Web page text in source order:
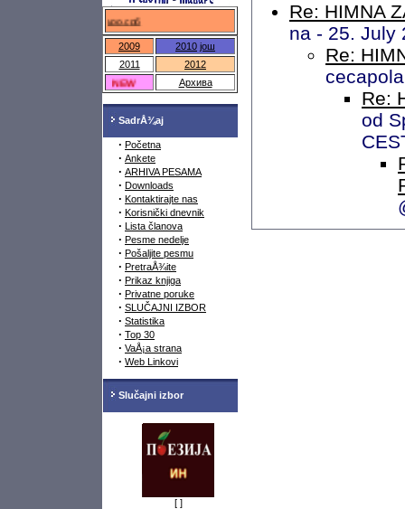
федраро.срб
2009 2010 још
2011
2012
NEW
Архива
SadrÅ¾aj
· Početna
· Ankete
· ARHIVA PESAMA
· Downloads
· Kontaktirajte nas
· Korisnički dnevnik
· Lista članova
· Pesme nedelje
· Pošaljite pesmu
· PretraÅ¾ite
· Prikaz knjiga
· Privatne poruke
· SLUČAJNI IZBOR
· Statistika
· Top 30
· VaÅ¡a strana
· Web Linkovi
Slučajni izbor
[ ]
Re: HIMNA
na - 25. July
Re:
Re:
od